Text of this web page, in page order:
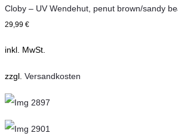
gewählt
werden
wählen
Varianten
auf.
Optionen
können
Cloby – UV Wendehut, penut brown/sandy
29,99 €
inkl. MwSt.
zzgl. Versandkosten